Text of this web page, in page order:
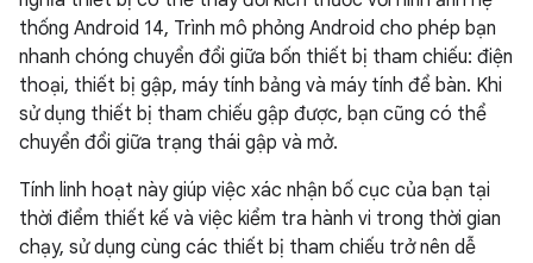
thống Android 14, Trình mô phỏng Android cho phép bạn
nhanh chóng chuyển đổi giữa bốn thiết bị tham chiếu: điện
thoại, thiết bị gập, máy tính bảng và máy tính để bàn. Khi
sử dụng thiết bị tham chiếu gập được, bạn cũng có thể
chuyển đổi giữa trạng thái gập và mở.
Tính linh hoạt này giúp việc xác nhận bố cục của bạn tại
thời điểm thiết kế và việc kiểm tra hành vi trong thời gian
chạy, sử dụng cùng các thiết bị tham chiếu trở nên dễ